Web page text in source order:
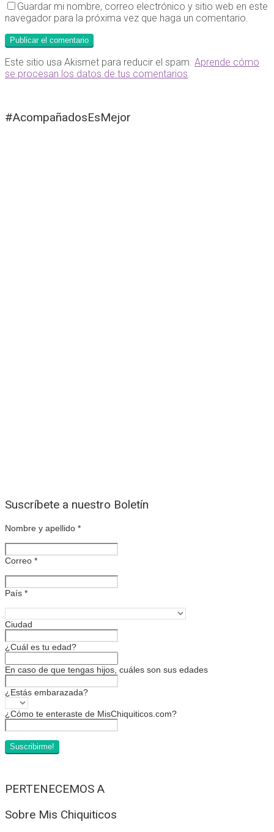
Guardar mi nombre, correo electrónico y sitio web en este
navegador para la próxima vez que haga un comentario.
Este sitio usa Akismet para reducir el spam. Aprende cómo
se procesan los datos de tus comentarios
#AcompañadosEsMejor
Suscríbete a nuestro Boletín
Nombre y apellido *
Correo *
País *
Ciudad
¿Cuál es tu edad?
En caso de que tengas hijos, cuáles son sus edades
¿Estás embarazada?
¿Cómo te enteraste de MisChiquiticos.com?
PERTENECEMOS A
Sobre Mis Chiquiticos